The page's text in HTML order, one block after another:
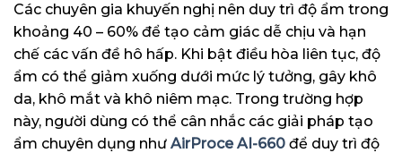
Các chuyên gia khuyến nghị nên duy trì độ ẩm trong
khoảng 40 – 60% để tạo cảm giác dễ chịu và hạn
chế các vấn đề hô hấp. Khi bật điều hòa liên tục, độ
ẩm có thể giảm xuống dưới mức lý tưởng, gây khô
da, khô mắt và khô niêm mạc. Trong trường hợp
này, người dùng có thể cân nhắc các giải pháp tạo
ẩm chuyên dụng như AirProce AI-660 để duy trì độ